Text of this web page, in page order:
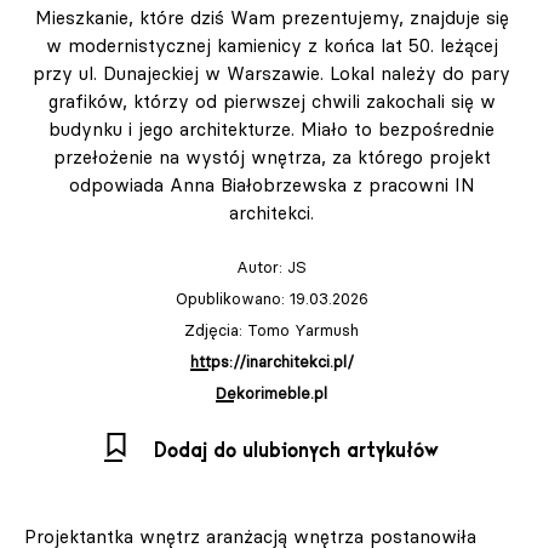
Mieszkanie, które dziś Wam prezentujemy, znajduje się
w modernistycznej kamienicy z końca lat 50. leżącej
przy ul. Dunajeckiej w Warszawie. Lokal należy do pary
grafików, którzy od pierwszej chwili zakochali się w
budynku i jego architekturze. Miało to bezpośrednie
przełożenie na wystój wnętrza, za którego projekt
odpowiada Anna Białobrzewska z pracowni IN
architekci.
Autor: JS
Opublikowano: 19.03.2026
Zdjęcia: Tomo Yarmush
https://inarchitekci.pl/
Dekorimeble.pl
Dodaj do ulubionych artykułów
Projektantka wnętrz aranżacją wnętrza postanowiła